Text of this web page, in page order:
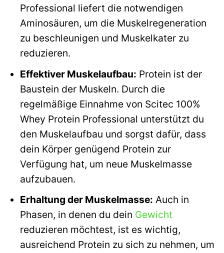
Professional liefert die notwendigen
Aminosäuren, um die Muskelregeneration
zu beschleunigen und Muskelkater zu
reduzieren.
Effektiver Muskelaufbau: Protein ist der
Baustein der Muskeln. Durch die
regelmäßige Einnahme von Scitec 100%
Whey Protein Professional unterstützt du
den Muskelaufbau und sorgst dafür, dass
dein Körper genügend Protein zur
Verfügung hat, um neue Muskelmasse
aufzubauen.
Erhaltung der Muskelmasse: Auch in
Phasen, in denen du dein Gewicht
reduzieren möchtest, ist es wichtig,
ausreichend Protein zu sich zu nehmen, um